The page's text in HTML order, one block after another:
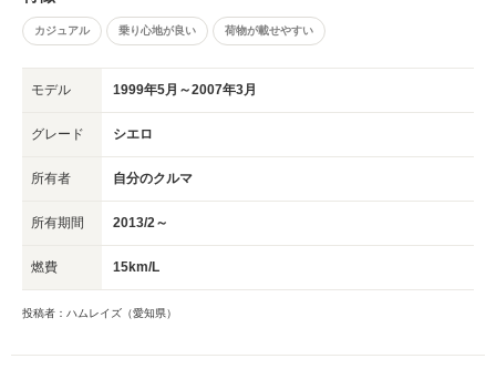
カジュアル 乗り心地が良い 荷物が載せやすい
モデル 1999年5月～2007年3月
グレード シエロ
所有者 自分のクルマ
所有期間 2013/2～
燃費 15km/L
投稿者：ハムレイズ（愛知県）